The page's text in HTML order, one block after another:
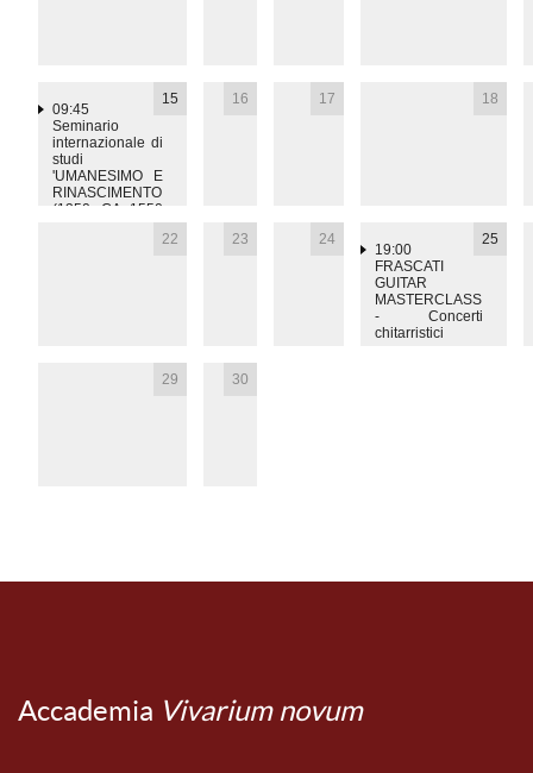
15
09:45
Seminario
internazionale di
studi
'UMANESIMO E
RINASCIMENTO
(1350 CA.-1550
RICERCHE IN
16 17 18
22 23 24 25
19:00
FRASCATI
GUITAR
MASTERCLASS
- Concerti
chitarristici
29 30
Accademia Vivarium novum